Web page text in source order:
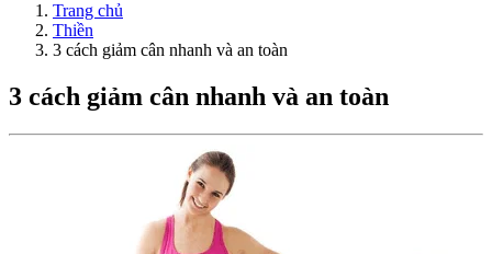
Trang chủ
Thiền
3 cách giảm cân nhanh và an toàn
3 cách giảm cân nhanh và an toàn